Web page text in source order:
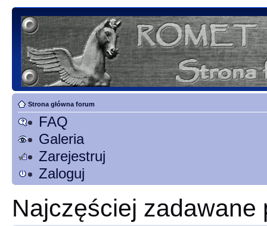
Strona główna forum
FAQ
Galeria
Zarejestruj
Zaloguj
Najczęściej zadawane